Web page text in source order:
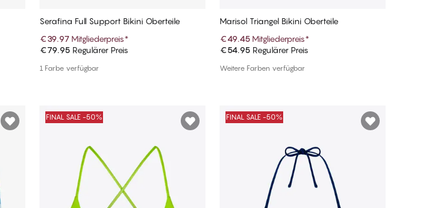
Serafina Full Support Bikini Oberteile
€39.97 Mitgliederpreis*
€79.95 Regulärer Preis
1 Farbe verfügbar
Marisol Triangel Bikini Oberteile
€49.45 Mitgliederpreis*
€54.95 Regulärer Preis
Weitere Farben verfügbar
FINAL SALE -50% FINAL SALE -50%